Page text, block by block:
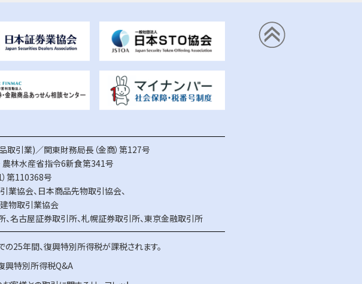
引業)／関東財務局長（金商）第127号
農林水産省指令6新食第341号
第110368号
業協会、 日本商品先物取引協会、
物取引業協会
、名古屋証券取引所、札幌証券取引所、東京金融取引所
25年間、復興特別所得税が課税されます。
興特別所得税Q&A